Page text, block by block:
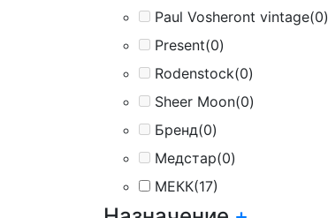
Paul Vosheront vintage(0)
Present(0)
Rodenstock(0)
Sheer Moon(0)
Бренд(0)
Медстар(0)
МЕКК(17)